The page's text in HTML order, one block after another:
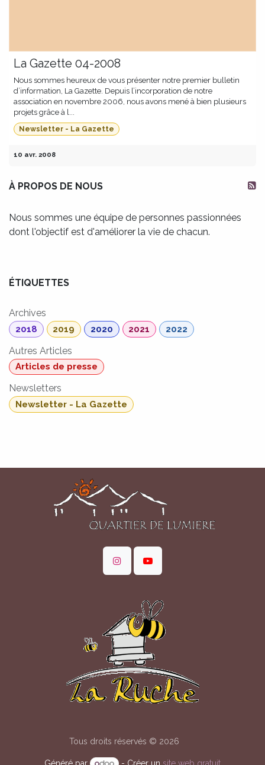
La Gazette 04-2008
Nous sommes heureux de vous présenter notre premier bulletin
d’information, La Gazette. Depuis l’incorporation de notre
association en novembre 2006, nous avons mené à bien plusieurs
projets grâce à l...
Newsletter - La Gazette
10 avr. 2008
À PROPOS DE NOUS
Nous sommes une équipe de personnes passionnées
dont l'objectif est d'améliorer la vie de chacun.
ÉTIQUETTES
Archives
2018 2019 2020 2021 2022
Autres Articles
Articles de presse
Newsletters
Newsletter - La Gazette
Tous droits réservés © 2026